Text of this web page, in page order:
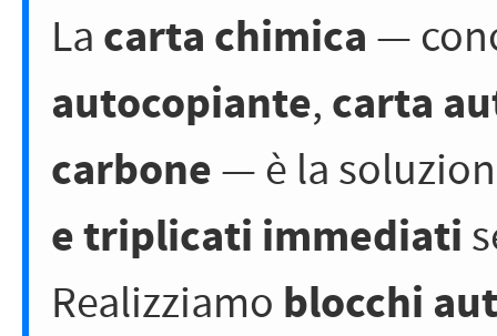
La carta chimica —
autocopiante, carta
carbone— è la
e triplicati immediati
Realizziamo blocchi